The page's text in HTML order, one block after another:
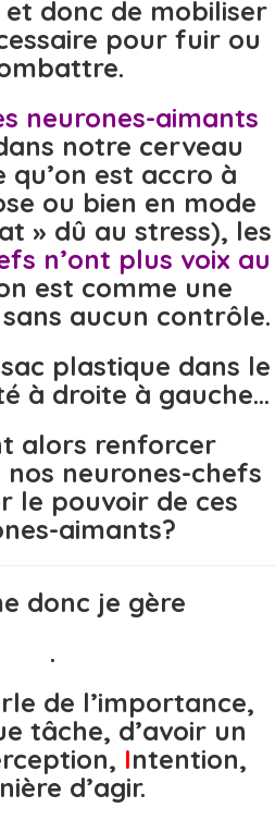
donc de mobiliser
pour fuir ou
neurones-aimants
notre cerveau
qu’on est accro à
ou bien en mode
» dû au stress), les
n’ont plus voix au
est comme une
aucun contrôle.
plastique dans le
à droite à gauche…
alors renforcer
nos neurones-chefs
le pouvoir de ces
aimants?
donc je gère
.
de l’importance,
tâche, d’avoir un
Intention,
d’agir.